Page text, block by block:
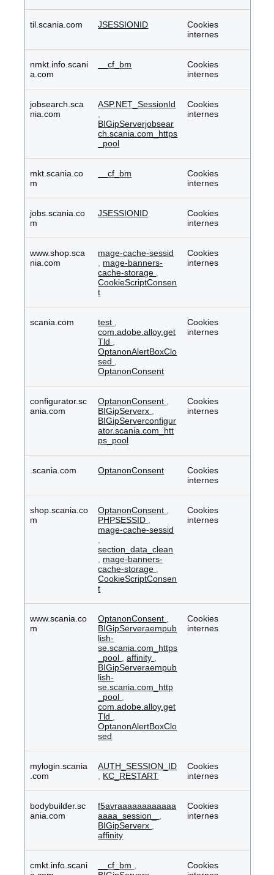
til.scania.com JSESSIONID
Cookies
internes
nmkt.info.scani
a.com
__cf_bm
Cookies
internes
jobsearch.sca
nia.com
ASP.NET_SessionId
BIGipServerjobsear
ch.scania.com_https
_pool
Cookies
internes
mkt.scania.co
m
__cf_bm
Cookies
internes
jobs.scania.co
m
JSESSIONID
Cookies
internes
www.shop.sca
nia.com
mage-cache-sessid
mage-banners-
cache-storage
CookieScriptConsen
t
Cookies
internes
scania.com test
com.adobe.alloy.get
Tld
OptanonAlertBoxClo
sed
OptanonConsent
Cookies
internes
configurator.sc
ania.com
OptanonConsent
BIGipServerx
BIGipServerconfigur
ator.scania.com_htt
ps_pool
Cookies
internes
.scania.com OptanonConsent
Cookies
internes
shop.scania.co
m
OptanonConsent
PHPSESSID
mage-cache-sessid
section_data_clean
mage-banners-
cache-storage
CookieScriptConsen
t
Cookies
internes
www.scania.co
m
OptanonConsent
BIGipServeraempub
lish-
se.scania.com_https
_pool
,affinity
BIGipServeraempub
lish-
se.scania.com_http
_pool
com.adobe.alloy.get
Tld
OptanonAlertBoxClo
sed
Cookies
internes
mylogin.scania
.com
AUTH_SESSION_ID
KC_RESTART
Cookies
internes
bodybuilder.sc
ania.com
f5avraaaaaaaaaaaa
aaaa_session_
BIGipServerx
affinity
Cookies
internes
cmkt.info.scani
__cf_bm
Cookies